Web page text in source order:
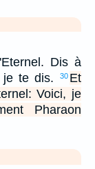
Dis à
je te dis.
30 Et
Voici, je
Pharaon